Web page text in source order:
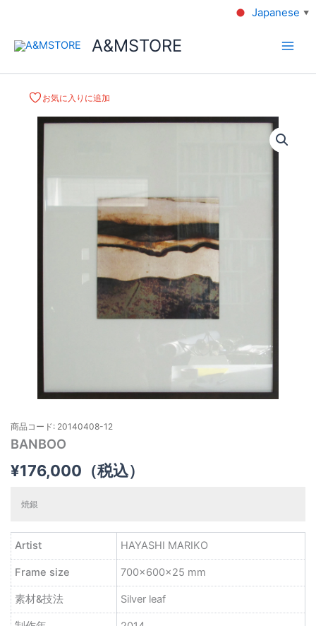
A&MSTORE
お気に入りに追加
商品コード: 20140408-12
BANBOO
¥176,000 （税込）
焼銀
Artist HAYASHI MARIKO
Frame size 700×600×25 mm
素材&技法 Silver leaf
Japanese ▼